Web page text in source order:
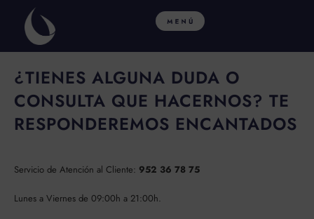
contenido
¿TIENES ALGUNA DUDA O
CONSULTA QUE HACERNOS? TE
RESPONDEREMOS ENCANTADOS
Servicio de Atención al Cliente: 952 36 78 75
Lunes a Viernes de 09:00h a 21:00h.